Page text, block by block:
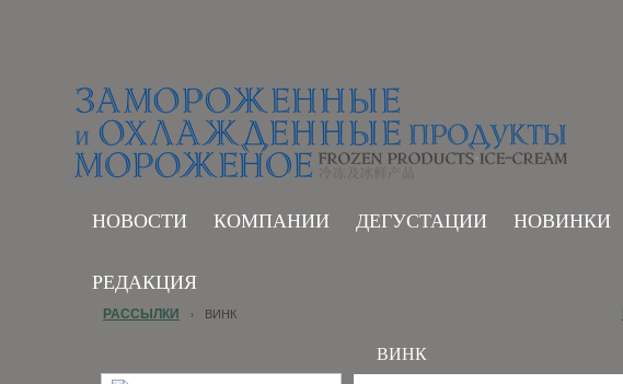
НОВОСТИ КОМПАНИИ ДЕГУСТАЦИИ НОВИНКИ
РЕДАКЦИЯ
РАССЫЛКИ › ВИНК
ВИНК